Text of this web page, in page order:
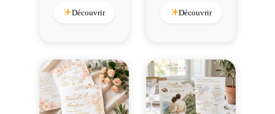
Découvrir Découvrir